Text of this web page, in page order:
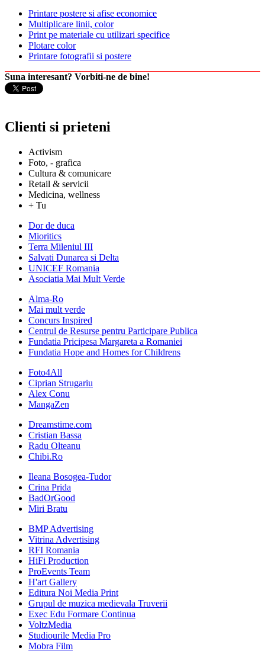
Printare postere si afise economice
Multiplicare linii, color
Print pe materiale cu utilizari specifice
Plotare color
Printare fotografii si postere
Suna interesant? Vorbiti-ne de bine!
Clienti si prieteni
Activism
Foto, - grafica
Cultura & comunicare
Retail & servicii
Medicina, wellness
+ Tu
Dor de duca
Mioritics
Terra Mileniul III
Salvati Dunarea si Delta
UNICEF Romania
Asociatia Mai Mult Verde
Alma-Ro
Mai mult verde
Concurs Inspired
Centrul de Resurse pentru Participare Publica
Fundatia Pricipesa Margareta a Romaniei
Fundatia Hope and Homes for Childrens
Foto4All
Ciprian Strugariu
Alex Conu
MangaZen
Dreamstime.com
Cristian Bassa
Radu Olteanu
Chibi.Ro
Ileana Bosogea-Tudor
Crina Prida
BadOrGood
Miri Bratu
BMP Advertising
Vitrina Advertising
RFI Romania
HiFi Production
ProEvents Team
H'art Gallery
Editura Noi Media Print
Grupul de muzica medievala Truverii
Exec Edu Formare Continua
VoltzMedia
Studiourile Media Pro
Mobra Film